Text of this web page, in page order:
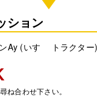
ション
Ay (いすゞ トラクター)
ね合わせ下さい。